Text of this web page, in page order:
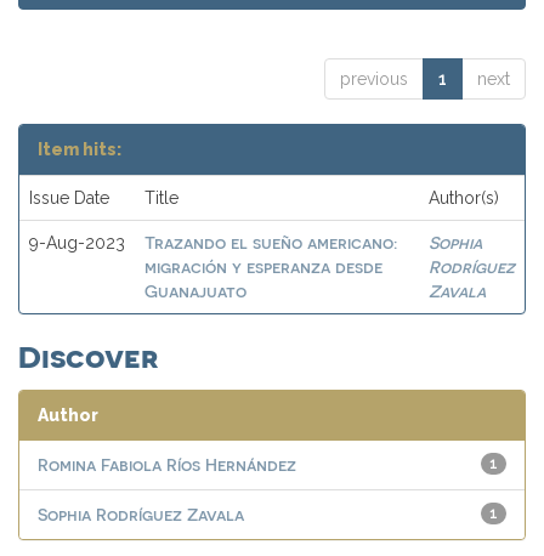
previous 1 next
Item hits:
Issue Date Title Author(s)
9-Aug-2023
Trazando el sueño americano:
migración y esperanza desde
Guanajuato
Sophia
Rodríguez
Zavala
Discover
Author
1
Romina Fabiola Ríos Hernández
1
Sophia Rodríguez Zavala